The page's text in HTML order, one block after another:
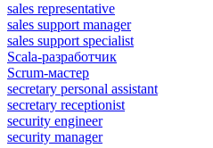
sales representative
sales support manager
sales support specialist
Scala-разработчик
Scrum-мастер
secretary personal assistant
secretary receptionist
security engineer
security manager